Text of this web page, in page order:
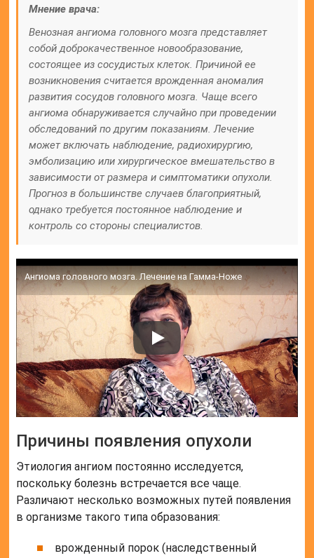
Мнение врача:
Венозная ангиома головного мозга представляет
собой доброкачественное новообразование,
состоящее из сосудистых клеток. Причиной ее
возникновения считается врожденная аномалия
развития сосудов головного мозга. Чаще всего
ангиома обнаруживается случайно при проведении
обследований по другим показаниям. Лечение
может включать наблюдение, радиохирургию,
эмболизацию или хирургическое вмешательство в
зависимости от размера и симптоматики опухоли.
Прогноз в большинстве случаев благоприятный,
однако требуется постоянное наблюдение и
контроль со стороны специалистов.
Ангиома головного мозга. Лечение на Гамма-Ноже
Причины появления опухоли
Этиология ангиом постоянно исследуется,
поскольку болезнь встречается все чаще.
Различают несколько возможных путей появления
в организме такого типа образования:
врожденный порок (наследственный